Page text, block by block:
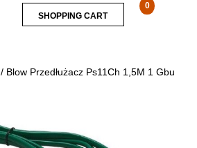
0
SHOPPING CARTSHOPPING
CART
/ Blow Przedłużacz Ps11Ch 1,5M 1 Gbu